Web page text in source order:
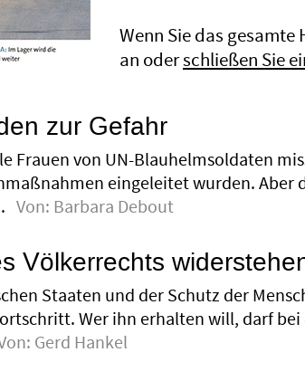
Wenn Sie das gesamte
an oderschließen Sie
zur Gefahr
Frauen von UN-Blauhelmsoldaten
eingeleitet wurden. Aber
Von: Barbara Debout
Völkerrechts
Staaten und der Schutz der
Wer ihn erhalten will, darf
Gerd Hankel